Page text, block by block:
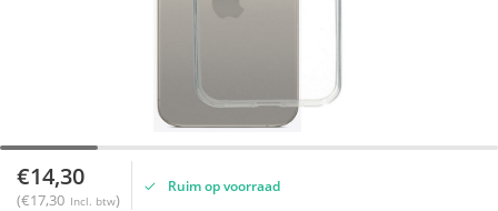
€14,30
(€17,30 Incl. btw)
Ruim op voorraad